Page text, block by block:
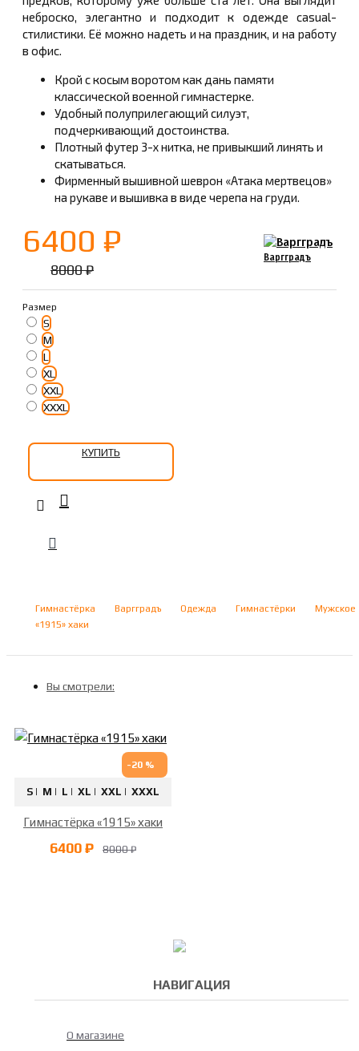
неброско, элегантно и подходит к одежде casual-
стилистики. Её можно надеть и на праздник, и на работу
в офис.
Крой с косым воротом как дань памяти
классической военной гимнастерке.
Удобный полуприлегающий силуэт,
подчеркивающий достоинства.
Плотный футер 3-х нитка, не привыкший линять и
скатываться.
Фирменный вышивной шеврон «Атака мертвецов»
на рукаве и вышивка в виде черепа на груди.
6400 ₽
8000 ₽
Варгградъ
Размер
S
M
L
XL
XXL
XXXL
КУПИТЬ
Гимнастёрка
«1915» хаки
Варгградъ Одежда Гимнастёрки Мужское
Вы смотрели:
-20 %
S | M | L | XL | XXL | XXXL
Гимнастёрка «1915» хаки
6400 ₽ 8000 ₽
НАВИГАЦИЯ
О магазине